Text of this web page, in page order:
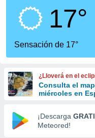
que se
calidad.
a este
las
y
forma
digital
basada
17°
Sensación de 17°
¿Lloverá en el
Consulta el
miércoles en
¡Descarga
Meteored!